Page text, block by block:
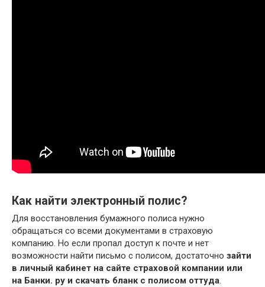
Как найти электронный полис?
Для восстановления бумажного полиса нужно
обращаться со всеми документами в страховую
компанию. Но если пропал доступ к почте и нет
возможности найти письмо с полисом, достаточно зайти
в личный кабинет на сайте страховой компании или
на Банки. ру и скачать бланк с полисом оттуда.